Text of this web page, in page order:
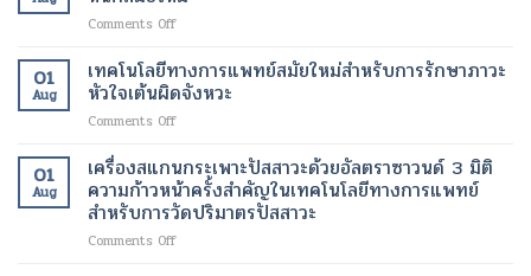
ต้อง
ตาม
ปกติ
อีก
เทคโนโลยี
ทางการ
แพทย์
สมัย
วงการ
เพื่อ
ร้าย
แรง
การ
สร้าง
ล
ลา
งาม
สมัย
ใหม่
Comments Offon
ช่วย
ลด
น้ำ
หนัก
ใหม่
เทคโนโลยี
ของ
การ
จัดการ
01
Aug
เทคโนโลยีทางการแพทย์สมัยใหม่สำหรับการรักษาภาวะ
หัวใจเต้นผิดจังหวะ
Comments Offon
ทางการ
แพทย์
สมัย
ใหม่
สำหรับ
01
Aug
เครื่องสแกนกระเพาะปัสสาวะด้วยอัลตราซาวนด์ 3 มิติ
ความก้าวหน้าครั้งสำคัญในเทคโนโลยีทางการแพทย์
สำหรับการวัดปริมาตรปัสสาวะ
Comments Offon